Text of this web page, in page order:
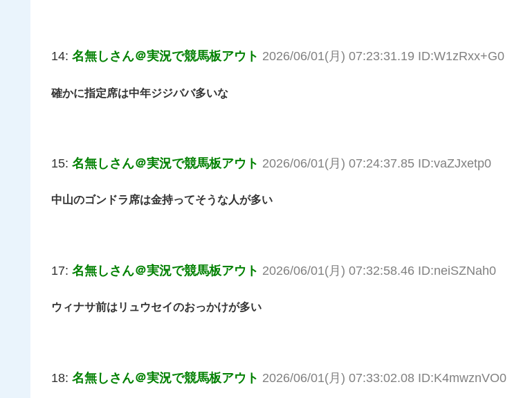
14: 名無しさん＠実況で競馬板アウト 2026/06/01(月) 07:23:31.19 ID:W1zRxx+G0
確かに指定席は中年ジジババ多いな
15: 名無しさん＠実況で競馬板アウト 2026/06/01(月) 07:24:37.85 ID:vaZJxetp0
中山のゴンドラ席は金持ってそうな人が多い
17: 名無しさん＠実況で競馬板アウト 2026/06/01(月) 07:32:58.46 ID:neiSZNah0
ウィナサ前はリュウセイのおっかけが多い
18: 名無しさん＠実況で競馬板アウト 2026/06/01(月) 07:33:02.08 ID:K4mwznVO0